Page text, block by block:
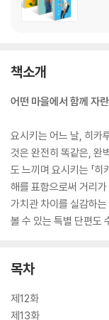
책소개
어떤 마을에서 함께 자
요시키는 어느 날, 히카
것은 완전히 똑같은, 완벽
도 느끼며 요시키는 「
해를 표함으로써 거리가
가치관 차이를 실감하
볼 수 있는 특별 단편도
목차
제12화
제13화